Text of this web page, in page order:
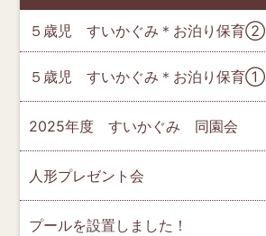
５歳児 すいかぐみ＊お泊り保育➁
５歳児 すいかぐみ＊お泊り保育➀
2025年度 すいかぐみ 同園会
人形プレゼント会
プールを設置しました！